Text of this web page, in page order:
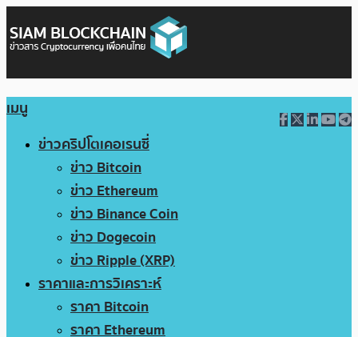
เมนู
ข่าวคริปโตเคอเรนซี่
ข่าว Bitcoin
ข่าว Ethereum
ข่าว Binance Coin
ข่าว Dogecoin
ข่าว Ripple (XRP)
ราคาและการวิเคราะห์
ราคา Bitcoin
ราคา Ethereum